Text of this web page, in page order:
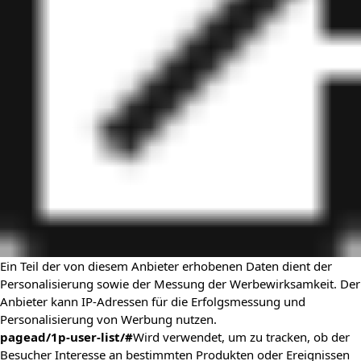
Ein Teil der von diesem Anbieter erhobenen Daten dient der
Personalisierung sowie der Messung der Werbewirksamkeit. Der
Anbieter kann IP-Adressen für die Erfolgsmessung und
Personalisierung von Werbung nutzen.
pagead/1p-user-list/#Wird verwendet, um zu tracken, ob der
Besucher Interesse an bestimmten Produkten oder Ereignissen